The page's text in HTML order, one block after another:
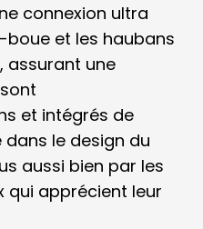
connexion ultra
et les haubans
assurant une
et intégrés de
le design du
aussi bien par les
qui apprécient leur